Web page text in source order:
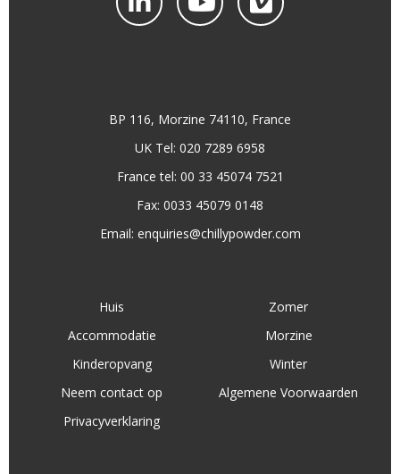
BP 116, Morzine 74110, France
UK Tel: 020 7289 6958
France tel: 00 33 45074 7521
Fax: 0033 45079 0148
Email: enquiries@chillypowder.com
Huis
Zomer
Accommodatie
Morzine
Kinderopvang
Winter
Neem contact op
Algemene Voorwaarden
Privacyverklaring